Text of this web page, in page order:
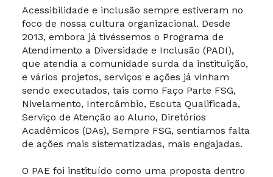
Acessibilidade e inclusão sempre estiveram no
foco de nossa cultura organizacional. Desde
2013, embora já tivéssemos o Programa de
Atendimento a Diversidade e Inclusão (PADI),
que atendia a comunidade surda da instituição,
e vários projetos, serviços e ações já vinham
sendo executados, tais como Faço Parte FSG,
Nivelamento, Intercâmbio, Escuta Qualificada,
Serviço de Atenção ao Aluno, Diretórios
Acadêmicos (DAs), Sempre FSG, sentíamos falta
de ações mais sistematizadas, mais engajadas.
O PAE foi instituído como uma proposta dentro